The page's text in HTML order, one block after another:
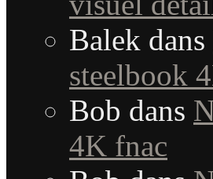
Balek dans
steelbook
Bob dans
4K fnac